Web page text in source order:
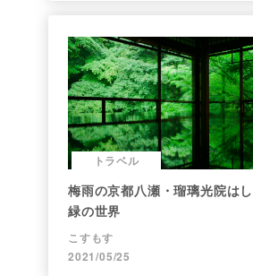
トラベル
梅雨の京都八瀬・瑠璃光院は
緑の世界
こすもす
2021/05/25